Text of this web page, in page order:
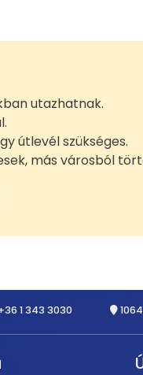
utazhatnak.
útlevél szükséges.
más városból
1 343 3030